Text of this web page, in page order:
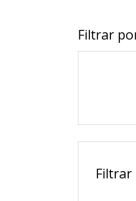
Filtrar
Filtrar